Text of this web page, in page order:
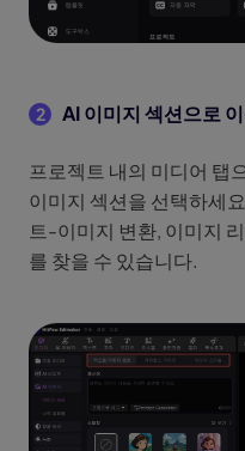
2 AI 이미지 섹션으로
프로젝트 내의 미디어 탭
이미지 섹션을 선택하세
트-이미지 변환, 이미지
를 찾을 수 있습니다.